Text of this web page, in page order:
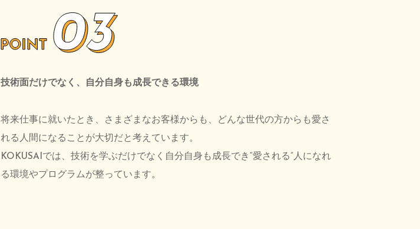
技術面だけでなく、自分自身も成長できる環境
将来仕事に就いたとき、さまざまなお客様からも、どんな世代の方からも愛さ
れる人間になることが大切だと考えています。
KOKUSAIでは、技術を学ぶだけでなく自分自身も成長でき“愛される”人になれ
る環境やプログラムが整っています。